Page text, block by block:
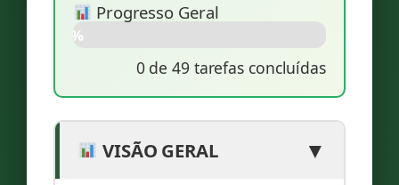
Progresso Geral
0%
0de49 tarefas concluídas
VISÃO GERAL ▼